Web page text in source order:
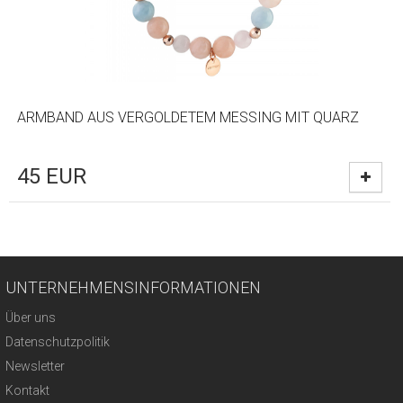
ARMBAND AUS VERGOLDETEM MESSING MIT QUARZ
45 EUR
UNTERNEHMENSINFORMATIONEN
Über uns
Datenschutzpolitik
Newsletter
Kontakt